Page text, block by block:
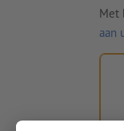
Met
aan